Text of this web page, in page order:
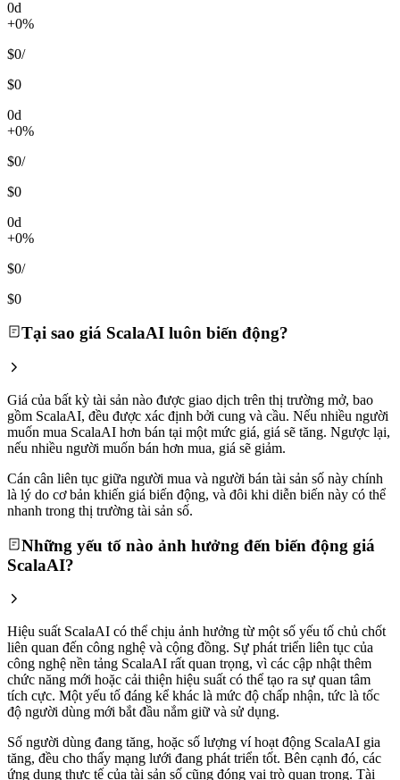
0d
+0%
$0/
$0
0d
+0%
$0/
$0
0d
+0%
$0/
$0
Tại sao giá ScalaAI luôn biến động?
Giá của bất kỳ tài sản nào được giao dịch trên thị trường mở, bao
gồm ScalaAI, đều được xác định bởi cung và cầu. Nếu nhiều người
muốn mua ScalaAI hơn bán tại một mức giá, giá sẽ tăng. Ngược lại,
nếu nhiều người muốn bán hơn mua, giá sẽ giảm.
Cán cân liên tục giữa người mua và người bán tài sản số này chính
là lý do cơ bản khiến giá biến động, và đôi khi diễn biến này có thể
nhanh trong thị trường tài sản số.
Những yếu tố nào ảnh hưởng đến biến động giá
ScalaAI?
Hiệu suất ScalaAI có thể chịu ảnh hưởng từ một số yếu tố chủ chốt
liên quan đến công nghệ và cộng đồng. Sự phát triển liên tục của
công nghệ nền tảng ScalaAI rất quan trọng, vì các cập nhật thêm
chức năng mới hoặc cải thiện hiệu suất có thể tạo ra sự quan tâm
tích cực. Một yếu tố đáng kể khác là mức độ chấp nhận, tức là tốc
độ người dùng mới bắt đầu nắm giữ và sử dụng.
Số người dùng đang tăng, hoặc số lượng ví hoạt động ScalaAI gia
tăng, đều cho thấy mạng lưới đang phát triển tốt. Bên cạnh đó, các
ứng dụng thực tế của tài sản số cũng đóng vai trò quan trọng. Tài